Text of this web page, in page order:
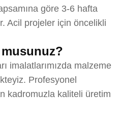
göre 3-6 hafta
Acil projeler için öncelikli
musunuz?
imalatlarımızda malzeme
Profesyonel
kadromuzla kaliteli üretim